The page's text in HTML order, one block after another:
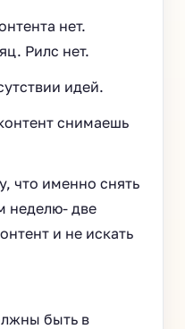
нет.
Рилс нет.
идей.
снимаешь
что именно снять
неделю- две
и не искать
быть в